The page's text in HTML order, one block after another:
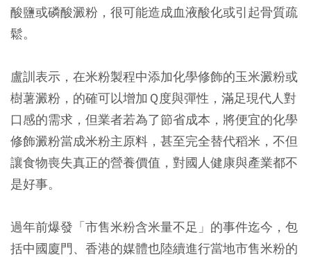
酸鹽或磷酸澱粉，很可能造成血液酸化或引起骨質疏
鬆。
盧訓表示，在米粉製程中添加化學修飾的玉米澱粉或
樹薯澱粉，的確可以增加Ｑ度與彈性，滿足現代人對
口感的需求，但業者若為了節省成本，將便宜的化學
修飾澱粉當成米粉主原料，甚至完全替代稻米，不但
讓食物喪失真正的營養價值，對國人健康與產業都不
是好事。
過年前爆發「市售米粉含米量不足」的事件迄今，包
括中國廈門、香港的媒體也陸續進行當地市售米粉的